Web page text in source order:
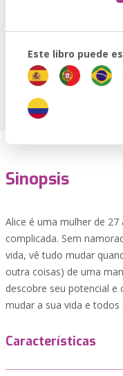
Este libro puede
Sinopsis
Alice é uma mulher de
complicada. Sem
vida, vê tudo mudar
outra coisas) de uma
descobre seu potencial
mudar a sua vida e todos
Características